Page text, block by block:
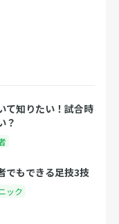
て知りたい！試合時
？
でもできる足技3技
ック